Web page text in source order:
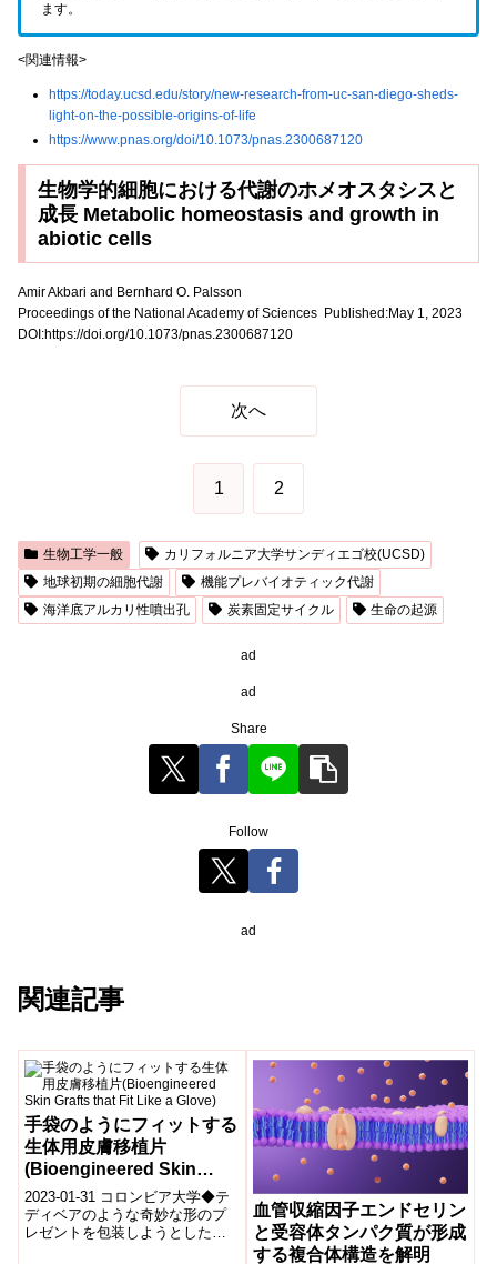
ます。
<関連情報>
https://today.ucsd.edu/story/new-research-from-uc-san-diego-sheds-
light-on-the-possible-origins-of-life
https://www.pnas.org/doi/10.1073/pnas.2300687120
生物学的細胞における代謝のホメオスタシスと
成長 Metabolic homeostasis and growth in
abiotic cells
Amir Akbari and Bernhard O. Palsson
Proceedings of the National Academy of Sciences Published:May 1, 2023
DOI:https://doi.org/10.1073/pnas.2300687120
次へ
1 2
生物工学一般
カリフォルニア大学サンディエゴ校(UCSD)
地球初期の細胞代謝
機能プレバイオティック代謝
海洋底アルカリ性噴出孔
炭素固定サイクル 生命の起源
ad
ad
Share
Follow
ad
関連記事
手袋のようにフィットする
生体用皮膚移植片
(Bioengineered Skin
Grafts that Fit Like a
Glove)
2023-01-31 コロンビア大学◆テ
ディベアのような奇妙な形のプ
レゼントを包装しようとしたこ
血管収縮因子エンドセリン
と受容体タンパク質が形成
する複合体構造を解明